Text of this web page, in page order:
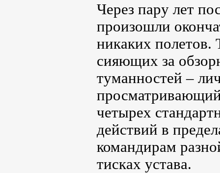
Через пару лет
произошли
никаких полетов.
сияющих за
туманностей –
четырех
действий в
командирам
тисках устава.